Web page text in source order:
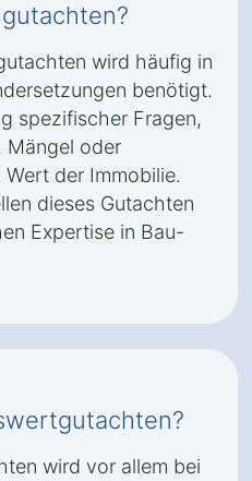
wird häufig in
benötigt.
spezifischer Fragen,
Mängel oder
der Immobilie.
dieses Gutachten
Expertise in Bau-
wird vor allem bei